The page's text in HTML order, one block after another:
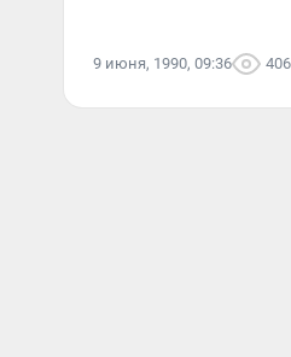
9 июня, 1990, 09:36 406